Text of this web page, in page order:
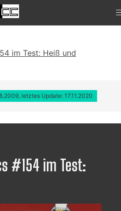
im Test: Heiß und
letztes Update: 17.11.2020
#154 im Test: